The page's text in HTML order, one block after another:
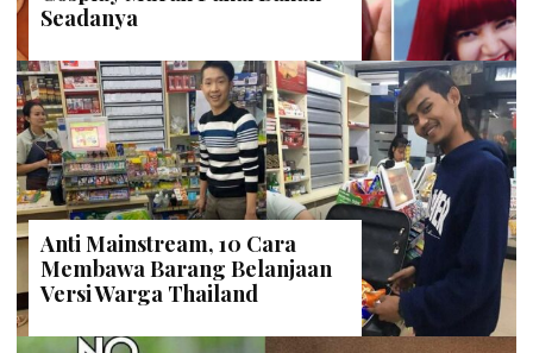
Seadanya
Anti Mainstream, 10 Cara
Membawa Barang Belanjaan
Versi Warga Thailand